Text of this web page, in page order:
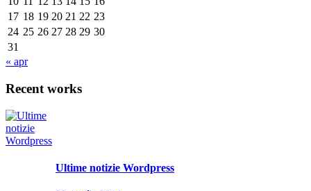
17 18 19 20 21 22 23
24 25 26 27 28 29 30
31
« apr
Recent works
Ultime notizie Wordpress